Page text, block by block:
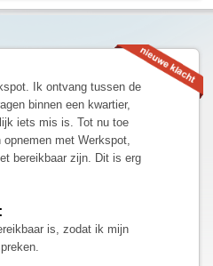
Ik ontvang tussen de
binnen een kwartier,
iets mis is. Tot nu toe
met Werkspot,
bereikbaar zijn. Dit is erg
is, zodat ik mijn